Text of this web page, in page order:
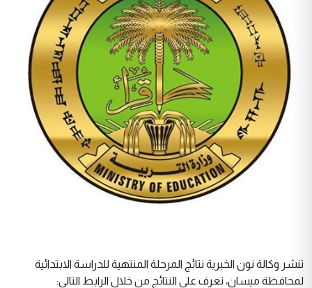
تنشر وكالة نون الخبرية نتائج المرحلة المنتهية للدراسة الابتدائية
لمحافظة ميسان، تعرف على النتائج من خلال الرابط التالي: